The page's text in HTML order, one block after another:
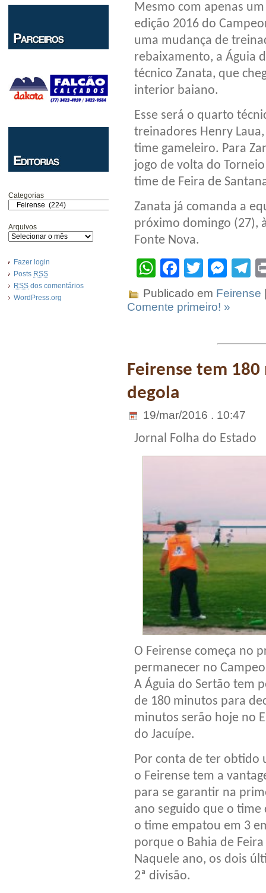
Categorias
Arquivos
Fazer login
Posts RSS
RSS dos comentários
WordPress.org
Mesmo com apenas
edição 2016 do
uma mudança de
rebaixamento, a Águia
técnico Zanata, que
interior baiano.
Esse será o quarto
treinadores Henry
time gameleiro. Para
jogo de volta do
time de Feira de
Zanata já comanda a
próximo domingo (27),
Fonte Nova.
WhatsApp
Facebook
Twitter
Publicado em Feirense
Comente primeiro! »
Feirense tem
degola
19/mar/2016 . 10:47
Jornal Folha do Estado
O Feirense começa no
permanecer no
A Águia do Sertão tem
de 180 minutos para
minutos serão hoje no
do Jacuípe.
Por conta de ter obtido
o Feirense tem a
para se garantir na
ano seguido que o
o time empatou em 3
porque o Bahia de
Naquele ano, os dois
2ª divisão.